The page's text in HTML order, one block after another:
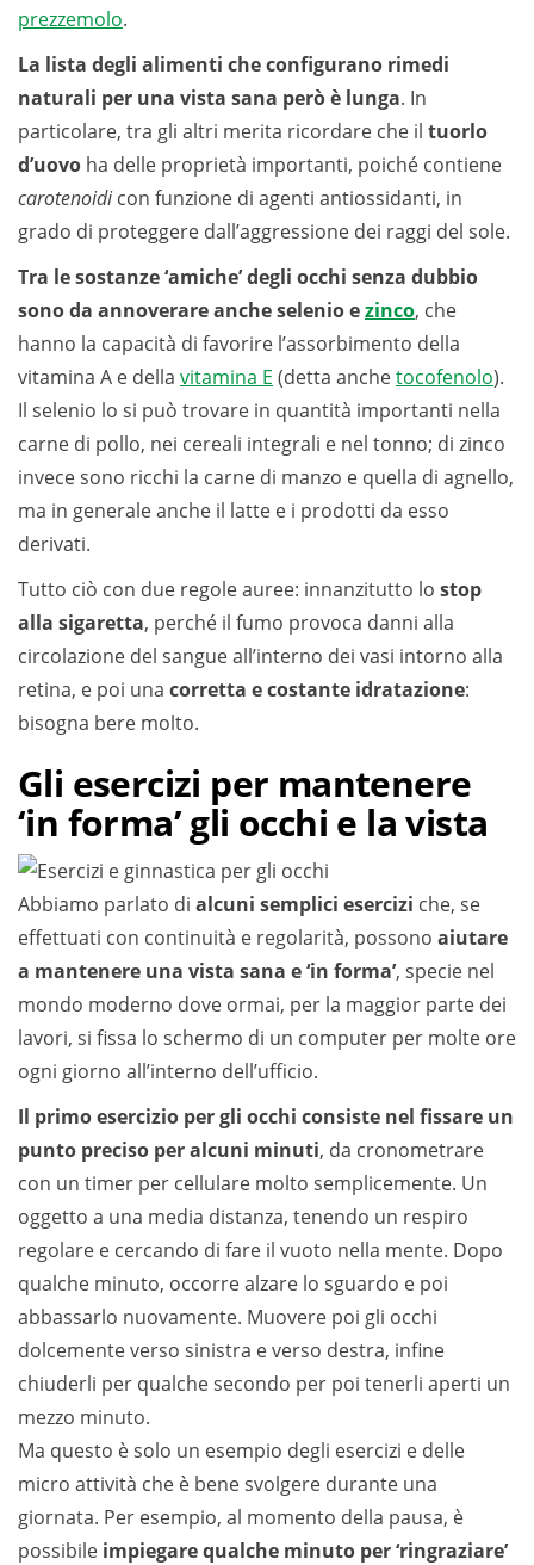
prezzemolo.
La lista degli alimenti che configurano rimedi
naturali per una vista sana però è lunga. In
particolare, tra gli altri merita ricordare che il tuorlo
d’uovo ha delle proprietà importanti, poiché contiene
carotenoidicon funzione di agenti antiossidanti, in
grado di proteggere dall’aggressione dei raggi del sole.
Tra le sostanze ‘amiche’ degli occhi senza dubbio
sono da annoverare anche selenio ezinco, che
hanno la capacità di favorire l’assorbimento della
vitamina A e della vitamina E (detta anchetocofenolo).
Il selenio lo si può trovare in quantità importanti nella
carne di pollo, nei cereali integrali e nel tonno; di zinco
invece sono ricchi la carne di manzo e quella di agnello,
ma in generale anche il latte e i prodotti da esso
derivati.
Tutto ciò con due regole auree: innanzitutto lo stop
alla sigaretta, perché il fumo provoca danni alla
circolazione del sangue all’interno dei vasi intorno alla
retina, e poi una corretta e costante idratazione:
bisogna bere molto.
Gli esercizi per mantenere
‘in forma’ gli occhi e la vista
Abbiamo parlato di alcuni semplici esercizi che, se
effettuati con continuità e regolarità, possono aiutare
a mantenere una vista sana e ‘in forma’, specie nel
mondo moderno dove ormai, per la maggior parte dei
lavori, si fissa lo schermo di un computer per molte ore
ogni giorno all’interno dell’ufficio.
Il primo esercizio per gli occhi consiste nel fissare un
punto preciso per alcuni minuti, da cronometrare
con un timer per cellulare molto semplicemente. Un
oggetto a una media distanza, tenendo un respiro
regolare e cercando di fare il vuoto nella mente. Dopo
qualche minuto, occorre alzare lo sguardo e poi
abbassarlo nuovamente. Muovere poi gli occhi
dolcemente verso sinistra e verso destra, infine
chiuderli per qualche secondo per poi tenerli aperti un
mezzo minuto.
Ma questo è solo un esempio degli esercizi e delle
micro attività che è bene svolgere durante una
giornata. Per esempio, al momento della pausa, è
possibile impiegare qualche minuto per ‘ringraziare’